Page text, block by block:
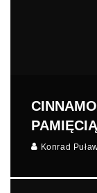
PAMIĘCIĄ
Konrad